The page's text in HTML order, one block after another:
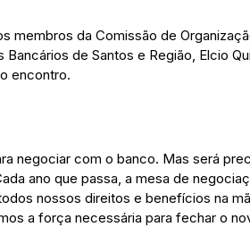
membros da Comissão de
de Santos e Região, Elcio
encontro.
negociar com o banco. Mas será
ano que passa, a mesa de
nossos direitos e benefícios na
a força necessária para fechar o